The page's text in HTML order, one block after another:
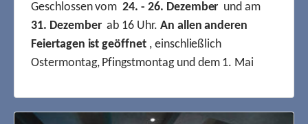
Geschlossen vom24. - 26. Dezember und am
31. Dezemberab 16 Uhr. An allen anderen
Feiertagen ist geöffnet, einschließlich
Ostermontag, Pfingstmontag und dem 1. Mai